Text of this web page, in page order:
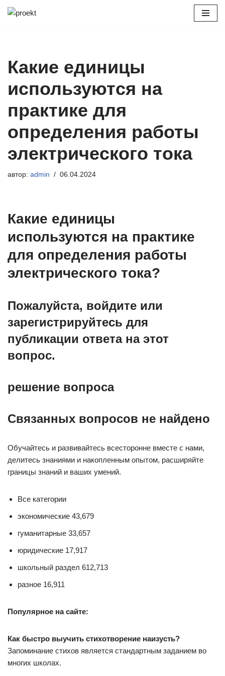
Какие единицы
используются на
практике для
определения работы
электрического тока
автор: admin 06.04.2024
Какие единицы
используются на практике
для определения работы
электрического тока?
Пожалуйста, войдите или
зарегистрируйтесь для
публикации ответа на этот
вопрос.
решение вопроса
Связанных вопросов не найдено
Обучайтесь и развивайтесь всесторонне вместе с нами,
делитесь знаниями и накопленным опытом, расширяйте
границы знаний и ваших умений.
Все категории
экономические 43,679
гуманитарные 33,657
юридические 17,917
школьный раздел 612,713
разное 16,911
Популярное на сайте:
Как быстро выучить стихотворение наизусть?
Запоминание стихов является стандартным заданием во
многих школах.